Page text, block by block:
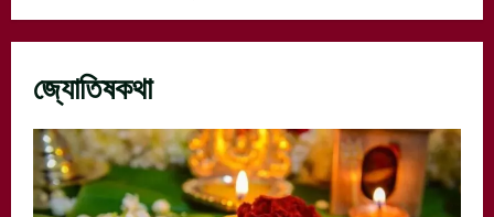
জ্যোতিষকথা